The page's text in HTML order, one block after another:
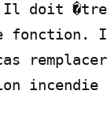
Il doit
fonction.
incendie